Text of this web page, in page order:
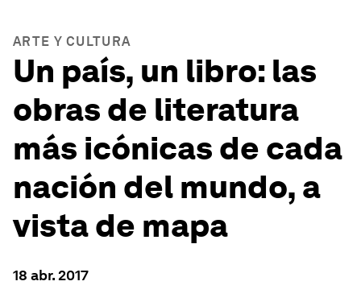
ARTE Y CULTURA
Un país, un libro: las
obras de literatura
más icónicas de cada
nación del mundo, a
vista de mapa
18 abr. 2017